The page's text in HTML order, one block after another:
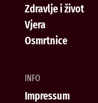
Zdravlje i život
Vjera
Osmrtnice
INFO
Impressum